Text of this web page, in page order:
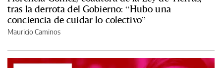
tras la derrota del Gobierno: “Hubo una
conciencia de cuidar lo colectivo”
Mauricio Caminos